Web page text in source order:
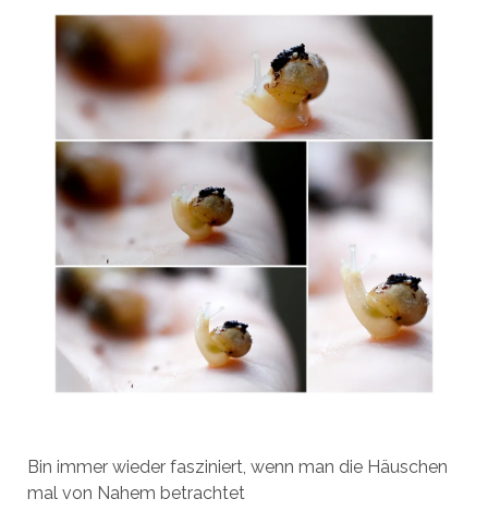
Bin immer wieder fasziniert, wenn man die Häuschen
mal von Nahem betrachtet